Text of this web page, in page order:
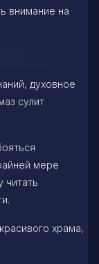
внимание на
духовное
сулит
мере
читать
храма,